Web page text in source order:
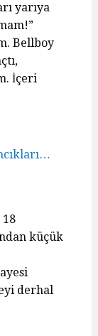
yarıya
Bellboy
İçeri
küçük
derhal